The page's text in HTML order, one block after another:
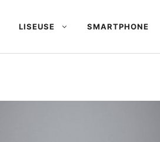
LISEUSE SMARTPHONE